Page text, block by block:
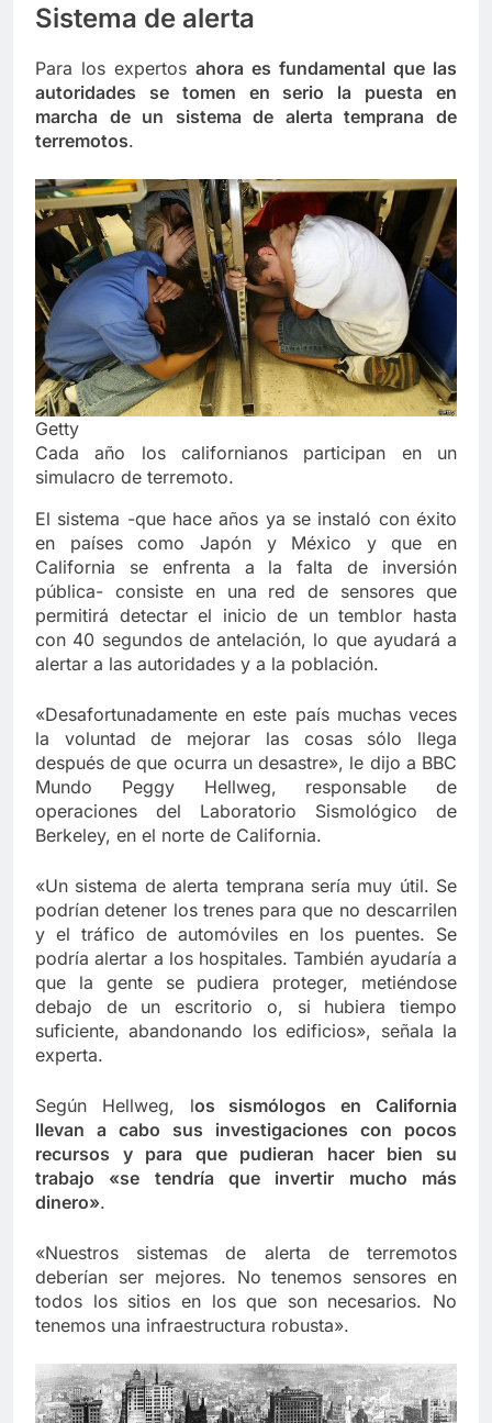
Sistema de alerta
Para los expertos ahora es fundamental que las
autoridades se tomen en serio la puesta en
marcha de un sistema de alerta temprana de
terremotos.
Getty
Cada año los californianos participan en un
simulacro de terremoto.
El sistema -que hace años ya se instaló con éxito
en países como Japón y México y que en
California se enfrenta a la falta de inversión
pública- consiste en una red de sensores que
permitirá detectar el inicio de un temblor hasta
con 40 segundos de antelación, lo que ayudará a
alertar a las autoridades y a la población.
«Desafortunadamente en este país muchas veces
la voluntad de mejorar las cosas sólo llega
después de que ocurra un desastre», le dijo a BBC
Mundo Peggy Hellweg, responsable de
operaciones del Laboratorio Sismológico de
Berkeley, en el norte de California.
«Un sistema de alerta temprana sería muy útil. Se
podrían detener los trenes para que no descarrilen
y el tráfico de automóviles en los puentes. Se
podría alertar a los hospitales. También ayudaría a
que la gente se pudiera proteger, metiéndose
debajo de un escritorio o, si hubiera tiempo
suficiente, abandonando los edificios», señala la
experta.
Según Hellweg, los sismólogos en California
llevan a cabo sus investigaciones con pocos
recursos y para que pudieran hacer bien su
trabajo «se tendría que invertir mucho más
dinero».
«Nuestros sistemas de alerta de terremotos
deberían ser mejores. No tenemos sensores en
todos los sitios en los que son necesarios. No
tenemos una infraestructura robusta».